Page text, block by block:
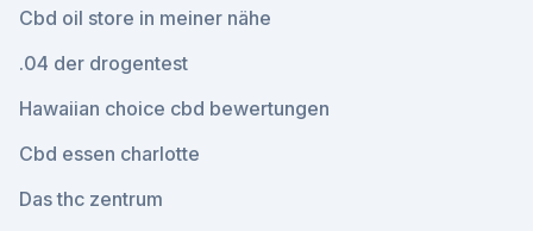
Cbd oil store in meiner nähe
.04 der drogentest
Hawaiian choice cbd bewertungen
Cbd essen charlotte
Das thc zentrum